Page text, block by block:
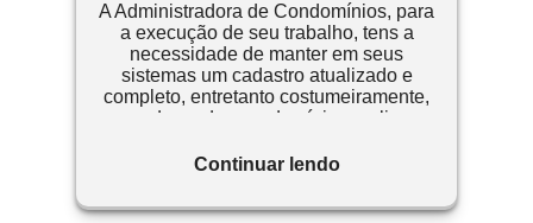
A Administradora de Condomínios, para
a execução de seu trabalho, tens a
necessidade de manter em seus
sistemas um cadastro atualizado e
completo, entretanto costumeiramente,
moradores dos condomínios realizam
assim a necessidade da troca de
Continuar lendo